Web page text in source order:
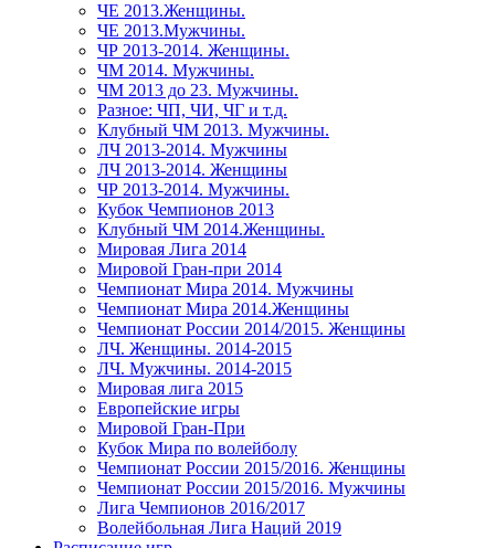
ЧЕ 2013.Женщины.
ЧЕ 2013.Мужчины.
ЧР 2013-2014. Женщины.
ЧМ 2014. Мужчины.
ЧМ 2013 до 23. Мужчины.
Разное: ЧП, ЧИ, ЧГ и т.д.
Клубный ЧМ 2013. Мужчины.
ЛЧ 2013-2014. Мужчины
ЛЧ 2013-2014. Женщины
ЧР 2013-2014. Мужчины.
Кубок Чемпионов 2013
Клубный ЧМ 2014.Женщины.
Мировая Лига 2014
Мировой Гран-при 2014
Чемпионат Мира 2014. Мужчины
Чемпионат Мира 2014.Женщины
Чемпионат России 2014/2015. Женщины
ЛЧ. Женщины. 2014-2015
ЛЧ. Мужчины. 2014-2015
Мировая лига 2015
Европейские игры
Мировой Гран-При
Кубок Мира по волейболу
Чемпионат России 2015/2016. Женщины
Чемпионат России 2015/2016. Мужчины
Лига Чемпионов 2016/2017
Волейбольная Лига Наций 2019